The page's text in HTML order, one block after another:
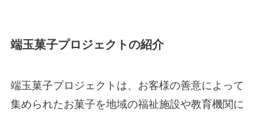
端玉菓子プロジェクトの紹介
端玉菓子プロジェクトは、お客様の善意によって
集められたお菓子を地域の福祉施設や教育機関に